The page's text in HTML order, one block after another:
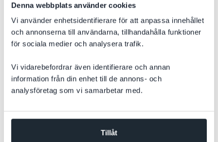
Denna webbplats använder cookies
Vi använder enhetsidentifierare för att anpassa innehållet
och annonserna till användarna, tillhandahålla funktioner
för sociala medier och analysera trafik.
Vi vidarebefordrar även identifierare och annan
information från din enhet till de annons- och
analysföretag som vi samarbetar med.
Tillåt
Så får ni bättre AI‑synlighet
efter Googles nya riktlinjer
deras webbplats. Behöver man bygga om
innehållet? Skapa nya sidor? Eller optimera på
publicerat tydligare riktlinjer för AI‑sök – och
budskapet är: mycket av det som redan skapar